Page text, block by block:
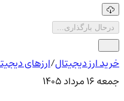
درحال بارگذاری...
خرید ارز دیجیتال/ارزهای
جمعه ۱۶ مرداد ۱۴۰۵